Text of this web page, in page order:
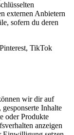
externen Anbietern
sofern du deren
TikTok
wir dir auf
Inhalte
oder Produkte
anzeigen